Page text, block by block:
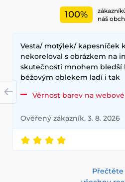
100%
náš
Vesta/ motýlek/ kapesníček
nekoreloval s obrázkem na
skutečnosti mnohem bledší
béžovým oblekem ladí i tak
Věrnost barev na
Ověřený zákazník, 3. 8. 2026
Přečtěte